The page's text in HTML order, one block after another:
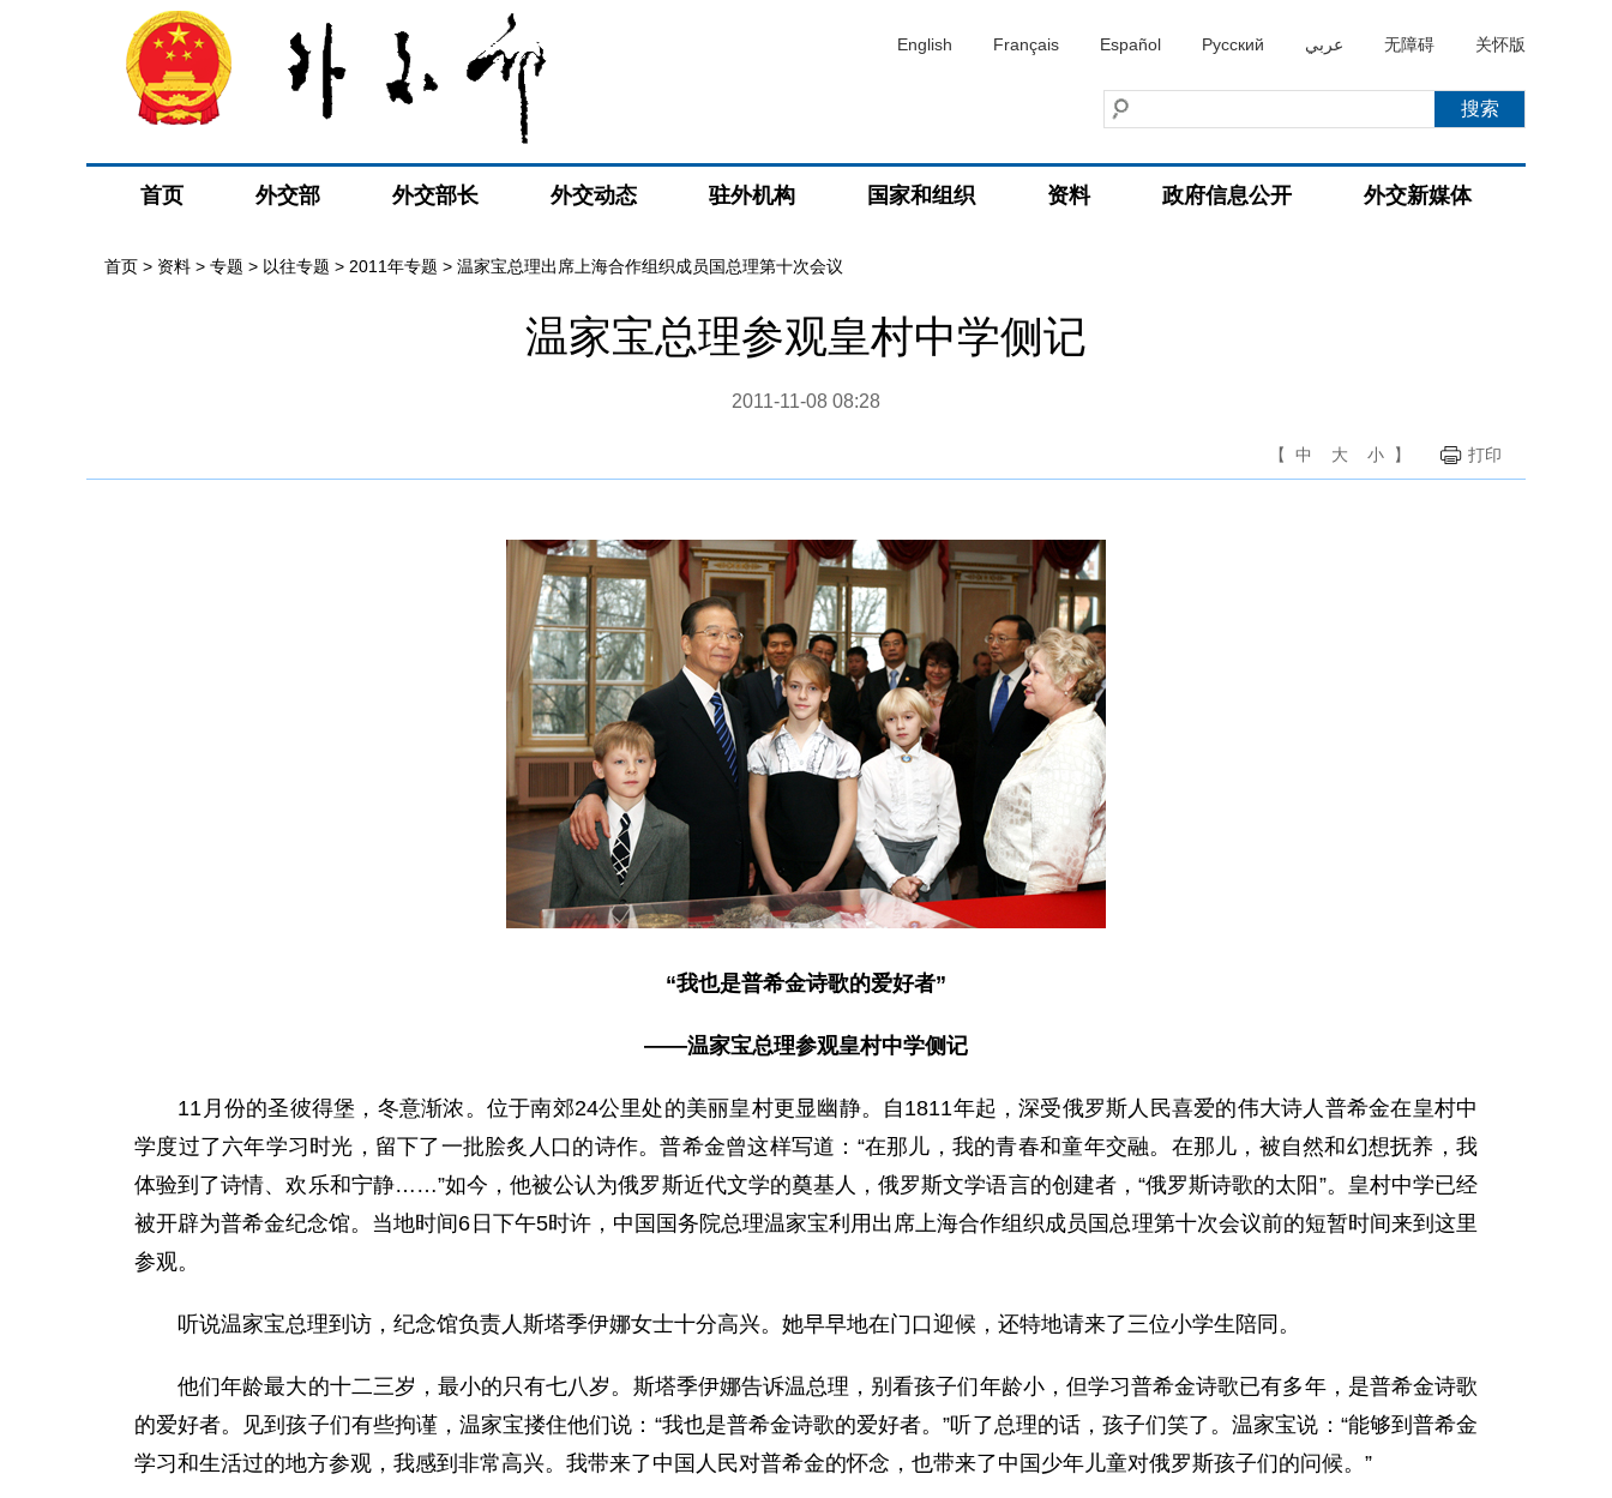
English Français Español Русский عربي 无障碍 关怀版
首页 外交部 外交部长 外交动态 驻外机构 国家和组织 资料 政府信息公开 外交新媒体
首页 > 资料 > 专题 > 以往专题 > 2011年专题 > 温家宝总理出席上海合作组织成员国总理第十次会议
温家宝总理参观皇村中学侧记
2011-11-08 08:28
【 中 大 小 】 打印
“我也是普希金诗歌的爱好者”
——温家宝总理参观皇村中学侧记
11月份的圣彼得堡，冬意渐浓。位于南郊24公里处的美丽皇村更显幽静。自1811年起，深受俄罗斯人民喜爱的伟大诗人普希金在皇村中
学度过了六年学习时光，留下了一批脍炙人口的诗作。普希金曾这样写道：“在那儿，我的青春和童年交融。在那儿，被自然和幻想抚养，我
体验到了诗情、欢乐和宁静……”如今，他被公认为俄罗斯近代文学的奠基人，俄罗斯文学语言的创建者，“俄罗斯诗歌的太阳”。皇村中学已经
被开辟为普希金纪念馆。当地时间6日下午5时许，中国国务院总理温家宝利用出席上海合作组织成员国总理第十次会议前的短暂时间来到这里
参观。
听说温家宝总理到访，纪念馆负责人斯塔季伊娜女士十分高兴。她早早地在门口迎候，还特地请来了三位小学生陪同。
他们年龄最大的十二三岁，最小的只有七八岁。斯塔季伊娜告诉温总理，别看孩子们年龄小，但学习普希金诗歌已有多年，是普希金诗歌
的爱好者。见到孩子们有些拘谨，温家宝搂住他们说：“我也是普希金诗歌的爱好者。”听了总理的话，孩子们笑了。温家宝说：“能够到普希金
学习和生活过的地方参观，我感到非常高兴。我带来了中国人民对普希金的怀念，也带来了中国少年儿童对俄罗斯孩子们的问候。”